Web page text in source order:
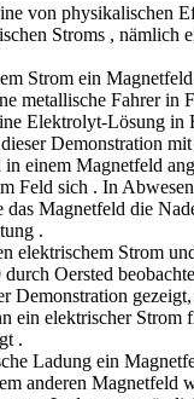
von physikalischen
Stroms , nämlich
Strom ein
metallische Fahrer in
Elektrolyt-Lösung in
Demonstration
in einem Magnetfeld
Feld sich . In
das Magnetfeld die
.
elektrischem Strom
Oersted
Demonstration gezeigt,
ein elektrischer Strom
.
Ladung ein
anderen Magnetfeld